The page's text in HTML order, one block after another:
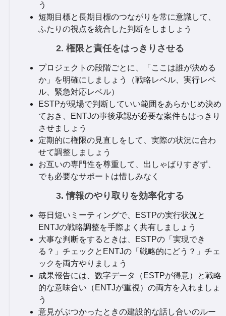
う
短期目標と長期目標のつながりを常に意識して、
ふたりの視点を統合した判断をしましょう
2. 権限と責任をはっきりさせる
プロジェクトの段階ごとに、「ここは誰が決める
か」を明確にしましょう（戦略レベル、実行レベ
ル、緊急対応レベル）
ESTPが現場で判断していい範囲をあらかじめ決め
ておき、ENTJの事後承認が必要な案件もはっきり
させましょう
定期的に権限の見直しをして、実際の状況に合わ
せて調整しましょう
お互いの専門性を尊重して、出しゃばりすぎず、
でも必要なサポートは惜しみなく
3. 情報のやり取りを効率化する
毎日短いミーティングで、ESTPの実行状況と
ENTJの戦略調整を手際よく共有しましょう
大事な判断をするときは、ESTPの「実現でき
る？」チェックとENTJの「戦略的にどう？」チェ
ックを両方やりましょう
成果報告には、数字データ（ESTPが得意）と戦略
的な意味合い（ENTJが重視）の両方を入れましょ
う
意見がぶつかったときの建設的な話し合いのルー